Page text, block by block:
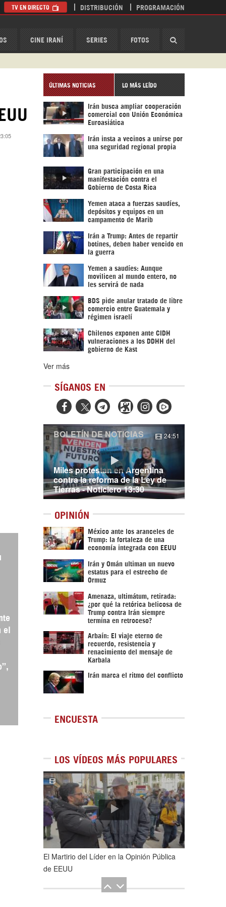
CINE IRANÍ SERIES FOTOS
TV EN DIRECTO DISTRIBUCIÓN PROGRAMACIÓN
el
ÚLTIMAS NOTICIAS LO MÁS LEÍDO
Irán busca ampliar cooperación
comercial con Unión Económica
Euroasiática
Irán insta a vecinos a unirse por
una seguridad regional propia
Gran participación en una
manifestación contra el
Gobierno de Costa Rica
Yemen ataca a fuerzas saudíes,
depósitos y equipos en un
campamento de Marib
Irán a Trump: Antes de repartir
botines, deben haber vencido en
la guerra
Yemen a saudíes: Aunque
movilicen al mundo entero, no
les servirá de nada
BDS pide anular tratado de libre
comercio entre Guatemala y
régimen israelí
Chilenos exponen ante CIDH
vulneraciones a los DDHH del
gobierno de Kast
Ver más
SÍGANOS EN
  
Miles protestan en Argentina
contra la reforma de la Ley de
Tierras - Noticiero 13:30
BOLETÍN DE NOTICIAS 24:51
OPINIÓN
México ante los aranceles de
Trump: la fortaleza de una
economía integrada con EEUU
Irán y Omán ultiman un nuevo
estatus para el estrecho de
Ormuz
Amenaza, ultimátum, retirada:
¿por qué la retórica belicosa de
Trump contra Irán siempre
termina en retroceso?
Arbaín: El viaje eterno de
recuerdo, resistencia y
renacimiento del mensaje de
Karbala
Irán marca el ritmo del conflicto
ENCUESTA
LOS VÍDEOS MÁS POPULARES
1de5
El Martirio del Líder en la Opinión Pública
de EEUU